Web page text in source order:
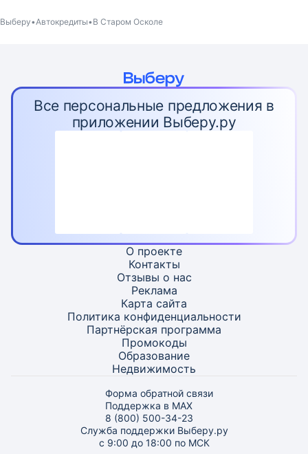
Выберу Автокредиты В Старом Осколе
Все персональные предложения в
приложении Выберу.ру
О проекте
Контакты
Отзывы о нас
Реклама
Карта сайта
Политика конфиденциальности
Партнёрская программа
Промокоды
Образование
Недвижимость
Форма обратной связи
Поддержка в MAX
8 (800) 500-34-23
Служба поддержки Выберу.ру
с 9:00 до 18:00 по МСК